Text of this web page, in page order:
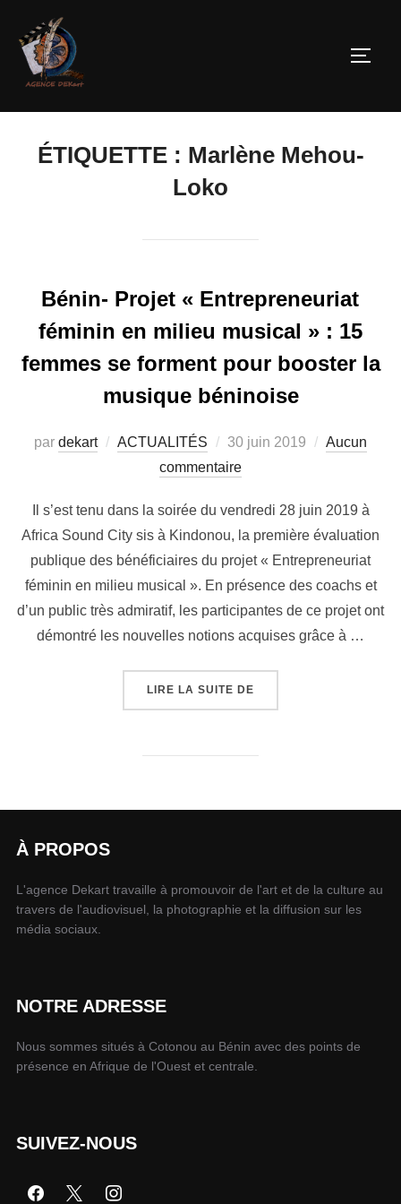
ÉTIQUETTE : Marlène Mehou-
Loko
Bénin- Projet « Entrepreneuriat
féminin en milieu musical » : 15
femmes se forment pour booster la
musique béninoise
par dekart ACTUALITÉS 30 juin 2019
Aucun
commentaire
Il s’est tenu dans la soirée du vendredi 28 juin 2019 à
Africa Sound City sis à Kindonou, la première évaluation
publique des bénéficiaires du projet « Entrepreneuriat
féminin en milieu musical ». En présence des coachs et
d’un public très admiratif, les participantes de ce projet ont
démontré les nouvelles notions acquises grâce à …
LIRE LA SUITE DE
À PROPOS
L'agence Dekart travaille à promouvoir de l'art et de la culture au
travers de l'audiovisuel, la photographie et la diffusion sur les
média sociaux.
NOTRE ADRESSE
Nous sommes situés à Cotonou au Bénin avec des points de
présence en Afrique de l'Ouest et centrale.
SUIVEZ-NOUS